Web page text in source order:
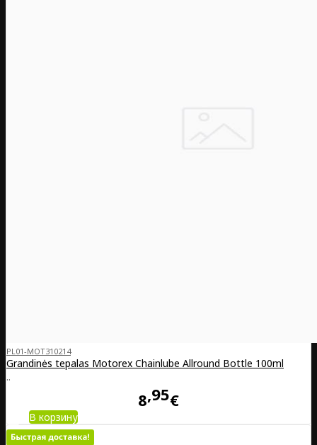
PL01-MOT310214
Grandinės tepalas Motorex Chainlube Allround Bottle 100ml
..
8 95€
В корзину